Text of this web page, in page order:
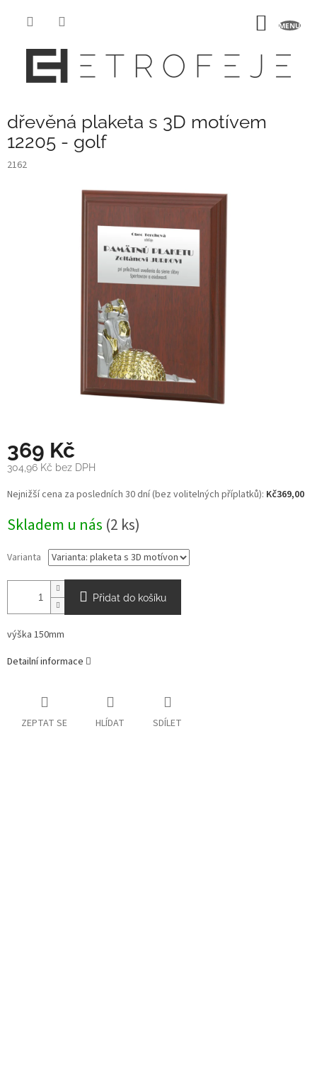
dřevěná plaketa s 3D motívem
12205 - golf
2162
369 Kč
304,96 Kč bez DPH
Měrná
cena:
Nejnižší cena za posledních 30 dní (bez volitelných příplatků): Kč369,00
Skladem u nás (2 ks)
Varianta
Přidat do košíku
výška 150mm
Detailní informace
ZEPTAT SE HLÍDAT SDÍLET